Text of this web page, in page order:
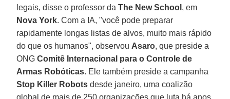
legais, disse o professor daThe New School , em
Nova York. Com a IA, "você pode preparar
rapidamente longas listas de alvos, muito mais rápido
do que os humanos", observou Asaro, que preside a
ONGComitê Internacional para o Controle de
Armas Robóticas. Ele também preside a campanha
Stop Killer Robots desde janeiro, uma coalizão
global de mais de 250 organizações que luta há anos